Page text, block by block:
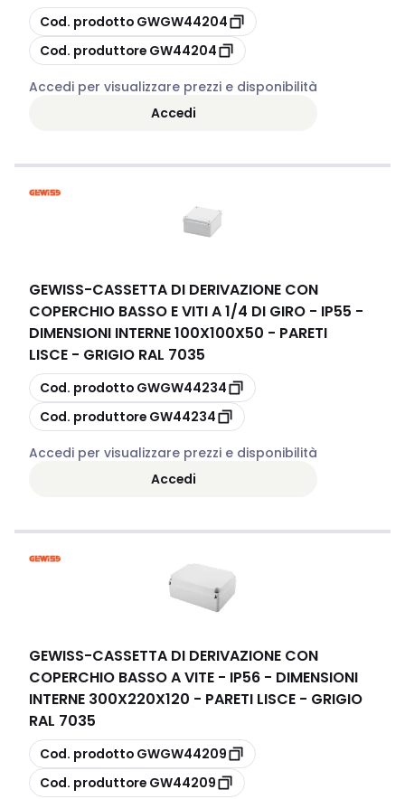
copia
Cod. prodotto GWGW44204
copia
Cod. produttore GW44204
Accedi per visualizzare prezzi e disponibilità
Accedi
GEWISS-CASSETTA DI DERIVAZIONE CON
COPERCHIO BASSO E VITI A 1/4 DI GIRO - IP55 -
DIMENSIONI INTERNE 100X100X50 - PARETI
LISCE - GRIGIO RAL 7035
copia
Cod. prodotto GWGW44234
copia
Cod. produttore GW44234
Accedi per visualizzare prezzi e disponibilità
Accedi
GEWISS-CASSETTA DI DERIVAZIONE CON
COPERCHIO BASSO A VITE - IP56 - DIMENSIONI
INTERNE 300X220X120 - PARETI LISCE - GRIGIO
RAL 7035
copia
Cod. prodotto GWGW44209
copia
Cod. produttore GW44209